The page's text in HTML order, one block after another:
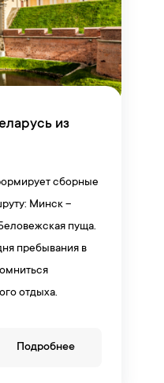
из
сборные
Минск –
пуща.
пребывания в
отдыха.
Подробнее